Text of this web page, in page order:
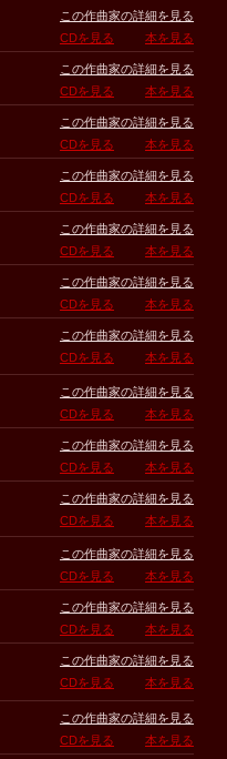
この作曲家の詳細を見る
CDを見る
本を見る
この作曲家の詳細を見る
CDを見る
本を見る
この作曲家の詳細を見る
CDを見る
本を見る
この作曲家の詳細を見る
CDを見る
本を見る
この作曲家の詳細を見る
CDを見る
本を見る
この作曲家の詳細を見る
CDを見る
本を見る
この作曲家の詳細を見る
CDを見る
本を見る
この作曲家の詳細を見る
CDを見る
本を見る
この作曲家の詳細を見る
CDを見る
本を見る
この作曲家の詳細を見る
CDを見る
本を見る
この作曲家の詳細を見る
CDを見る
本を見る
この作曲家の詳細を見る
CDを見る
本を見る
この作曲家の詳細を見る
CDを見る
本を見る
この作曲家の詳細を見る
CDを見る
本を見る